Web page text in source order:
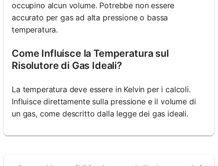
occupino alcun volume. Potrebbe non essere
accurato per gas ad alta pressione o bassa
temperatura.
Come Influisce la Temperatura sul
Risolutore di Gas Ideali?
La temperatura deve essere in Kelvin per i calcoli.
Influisce direttamente sulla pressione e il volume di
un gas, come descritto dalla legge dei gas ideali.